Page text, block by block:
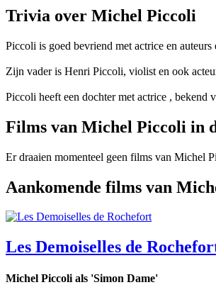
Trivia over Michel Piccoli
Piccoli is goed bevriend met actrice en auteurs
Zijn vader is Henri Piccoli, violist en ook
Piccoli heeft een dochter met actrice , bekend
Films van Michel Piccoli in
Er draaien momenteel geen films van Michel
Aankomende films van
Les Demoiselles de
Michel Piccoli als 'Simon Dame'